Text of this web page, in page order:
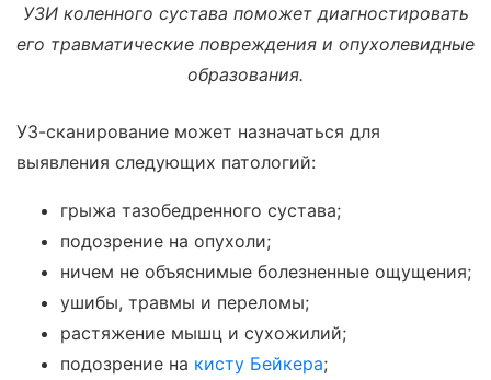
УЗИ коленного сустава поможет диагностировать
его травматические повреждения и опухолевидные
образования.
УЗ-сканирование может назначаться для
выявления следующих патологий:
грыжа тазобедренного сустава;
подозрение на опухоли;
ничем не объяснимые болезненные ощущения;
ушибы, травмы и переломы;
растяжение мышц и сухожилий;
подозрение на кисту Бейкера;